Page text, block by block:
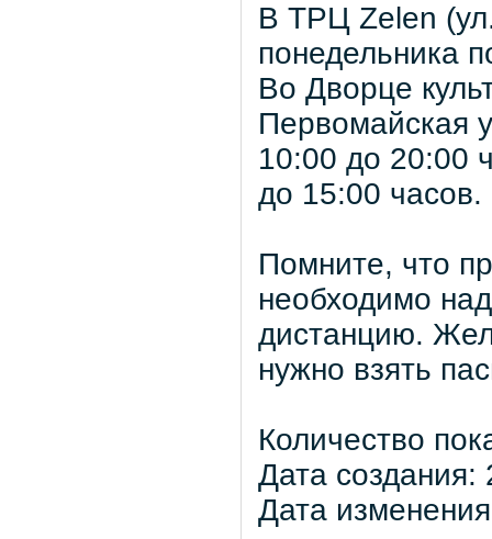
В ТРЦ Zelen
понедельника
Во Дворце
Первомайская
10:00 до 20:00
до 15:00 часов.
Помните, что
необходимо
дистанцию.
нужно взять
Количество
Дата
Дата